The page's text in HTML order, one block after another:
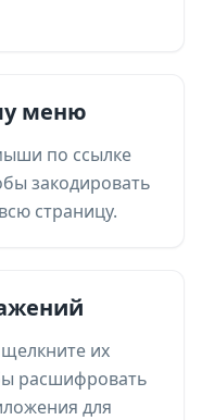
меню
по ссылке
закодировать
страницу.
их
расшифровать
для